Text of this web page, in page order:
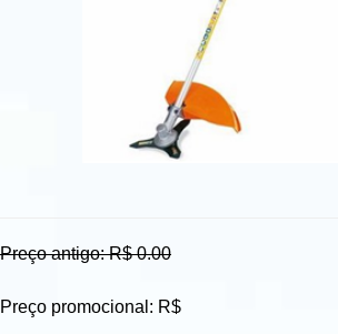
Preço antigo: R$ 0.00
Preço promocional: R$